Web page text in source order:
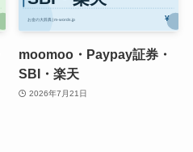
moomoo・Paypay証券・
SBI・楽天
2026年7月21日